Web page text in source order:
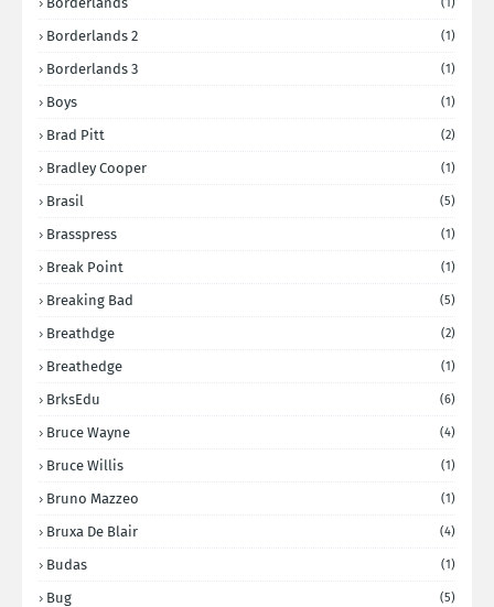
Borderlands 2 (1)
Borderlands 3 (1)
Boys (1)
Brad Pitt (2)
Bradley Cooper (1)
Brasil (5)
Brasspress (1)
Break Point (1)
Breaking Bad (5)
Breathdge (2)
Breathedge (1)
BrksEdu (6)
Bruce Wayne (4)
Bruce Willis (1)
Bruno Mazzeo (1)
Bruxa De Blair (4)
Budas (1)
Bug (5)